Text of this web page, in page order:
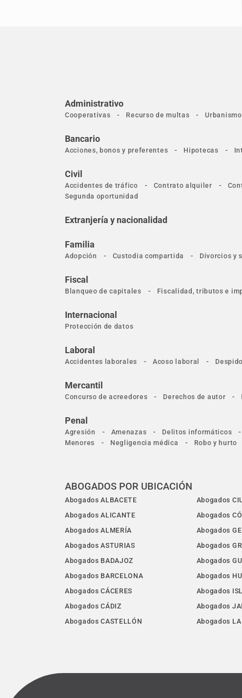
Administrativo
Cooperativas - Recurso de multas - Urbanismo
Bancario
Acciones, bonos y preferentes - Hipotecas -
Civil
Accidentes de tráfico - Contrato alquiler -
Segunda oportunidad
Extranjería y nacionalidad
Familia
Adopción - Custodia compartida - Divorcios y
Fiscal
Blanqueo de capitales - Fiscalidad, tributos e
Internacional
Protección de datos
Laboral
Accidentes laborales - Acoso laboral - Despido
Mercantil
Concurso de acreedores - Derechos de autor -
Penal
Agresión - Amenazas - Delitos informáticos -
Menores - Negligencia médica - Robo y hurto
ABOGADOS POR UBICACIÓN
Abogados ALBACETE Abogados
Abogados ALICANTE
Abogados
Abogados ALMERÍA
Abogados
Abogados ASTURIAS
Abogados
Abogados BADAJOZ
Abogados
Abogados BARCELONA
Abogados
Abogados CÁCERES
Abogados
Abogados CÁDIZ
Abogados
Abogados CASTELLÓN
Abogados